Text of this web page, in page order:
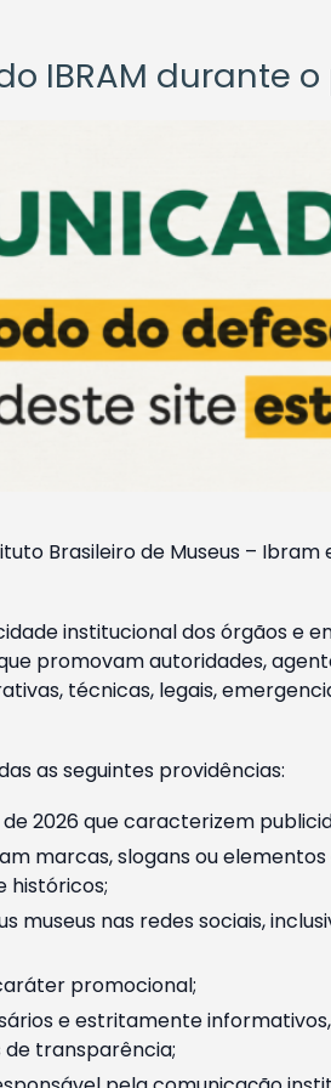
IBRAM durante
Brasileiro de Museus –
institucional dos órgãos e
promovam autoridades,
técnicas, legais,
as seguintes providências:
2026 que caracterizem
marcas, slogans ou
históricos;
nas redes sociais,
promocional;
e estritamente
transparência;